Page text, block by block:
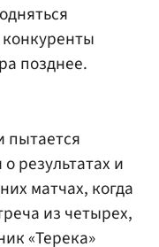
позднее.
пытается
результатах и
матчах, когда
из четырех,
«Терека»